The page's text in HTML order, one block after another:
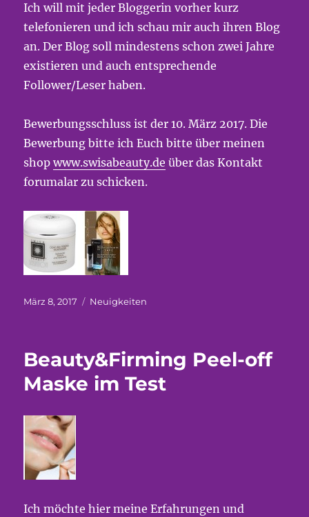
Ich will mit jeder Bloggerin vorher kurz
telefonieren und ich schau mir auch ihren Blog
an. Der Blog soll mindestens schon zwei Jahre
existieren und auch entsprechende
Follower/Leser haben.
Bewerbungsschluss ist der 10. März 2017. Die
Bewerbung bitte ich Euch bitte über meinen
shopwww.swisabeauty.de über das Kontakt
forumalar zu schicken.
Veröffentlicht
März 8, 2017 Kategorien
Neuigkeiten
Beauty&Firming Peel-off
Maske im Test
Ich möchte hier meine Erfahrungen und